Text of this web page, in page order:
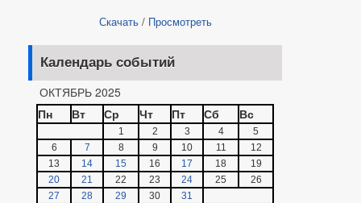
Скачать/ Просмотреть
Календарь событий
ОКТЯБРЬ 2025
Пн
Вт Ср Чт Пт Сб Вс
1 2 3 4
5
6
7 8 9 10 11
12
13
14 15 16 17 18
19
20
21 22 23 24 25
26
27
28 29 30 31